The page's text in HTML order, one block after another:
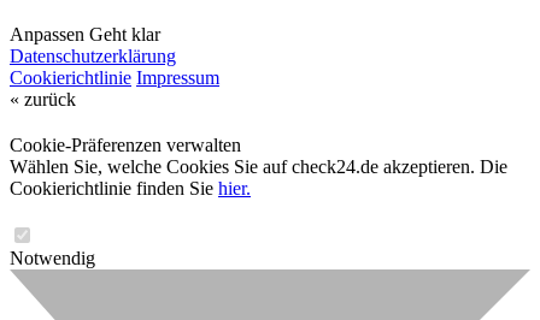
Anpassen Geht klar
Datenschutzerklärung
Cookierichtlinie Impressum
« zurück
Cookie-Präferenzen verwalten
Wählen Sie, welche Cookies Sie auf check24.de akzeptieren. Die
Cookierichtlinie finden Sie hier.
Notwendig